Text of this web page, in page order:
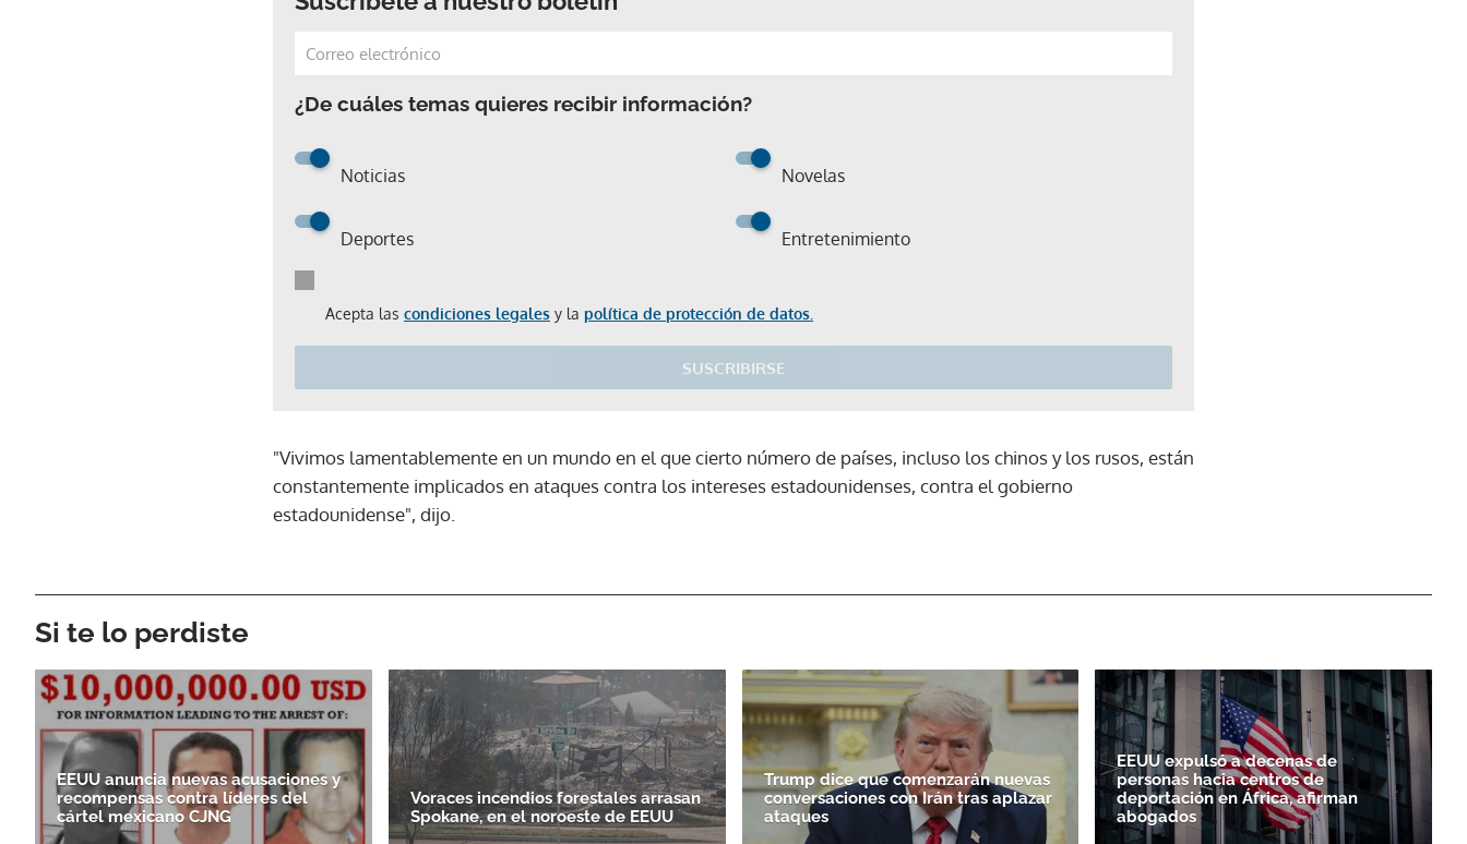
¿De cuáles temas quieres recibir información?
Noticias Novelas
Deportes Entretenimiento
Acepta las condiciones legales y la política de protección de datos.
SUSCRIBIRSE
ACEPTAR
"Vivimos lamentablemente en un mundo en el que cierto número de países, incluso los chinos y los rusos, están
constantemente implicados en ataques contra los intereses estadounidenses, contra el gobierno
estadounidense", dijo.
Si te lo perdiste
EEUU anuncia nuevas acusaciones y
recompensas contra líderes del
cártel mexicano CJNG
Voraces incendios forestales arrasan
Spokane, en el noroeste de EEUU
Trump dice que comenzarán nuevas
conversaciones con Irán tras aplazar
ataques
EEUU expulsó a decenas de
personas hacia centros de
deportación en África, afirman
abogados